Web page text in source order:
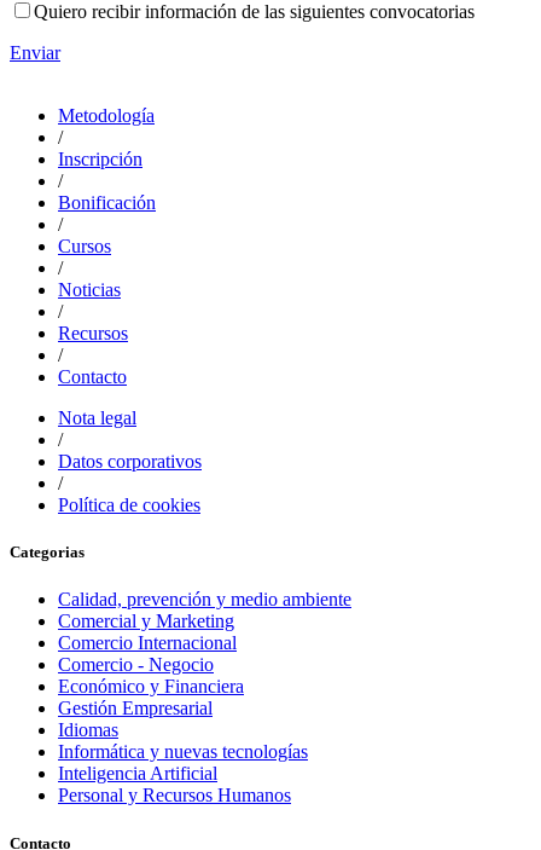
Quiero recibir información de las siguientes convocatorias
Enviar
Metodología
/
Inscripción
/
Bonificación
/
Cursos
/
Noticias
/
Recursos
/
Contacto
Nota legal
/
Datos corporativos
/
Política de cookies
Categorias
Calidad, prevención y medio ambiente
Comercial y Marketing
Comercio Internacional
Comercio - Negocio
Económico y Financiera
Gestión Empresarial
Idiomas
Informática y nuevas tecnologías
Inteligencia Artificial
Personal y Recursos Humanos
Contacto